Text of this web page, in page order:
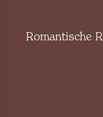
Romantische